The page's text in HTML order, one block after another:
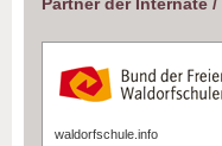
waldorfschule.info